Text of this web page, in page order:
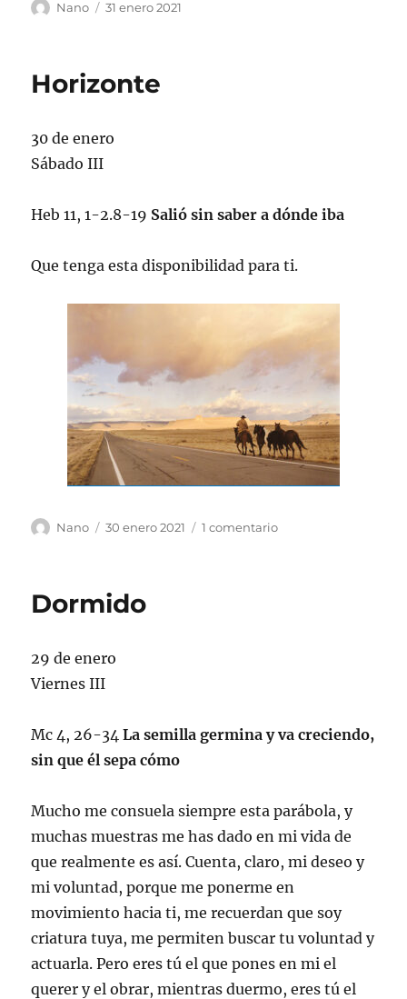
Autor
Nano
Publicado
31 enero 2021
Horizonte
30 de enero
Sábado III
Heb 11, 1-2.8-19 Salió sin saber a dónde iba
Que tenga esta disponibilidad para ti.
Autor
Nano
Publicado
30 enero 2021 1 comentarioen
Dormido
29 de enero
Viernes III
Mc 4, 26-34La semilla germina y va creciendo,
sin que él sepa cómo
Mucho me consuela siempre esta parábola, y
muchas muestras me has dado en mi vida de
que realmente es así. Cuenta, claro, mi deseo y
mi voluntad, porque me ponerme en
movimiento hacia ti, me recuerdan que soy
criatura tuya, me permiten buscar tu voluntad y
actuarla. Pero eres tú el que pones en mi el
querer y el obrar, mientras duermo, eres tú el